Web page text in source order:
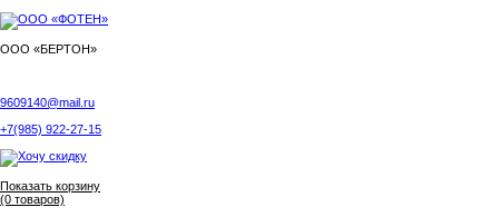
ООО «БЕРТОН»
9609140@mail.ru
+7(985) 922-27-15
Показать корзину
(0 товаров)